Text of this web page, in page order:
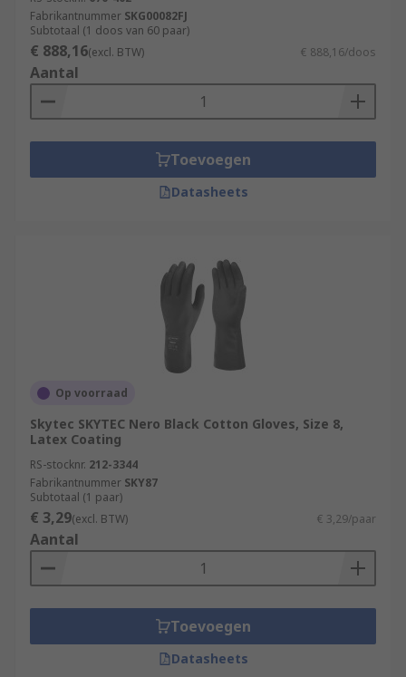
Fabrikantnummer SKG00082FJ
Subtotaal (1 doos van 60 paar)
€ 888,16(excl. BTW) € 888,16/doos
Aantal
Toevoegen
Datasheets
Op voorraad
Skytec SKYTEC Nero Black Cotton Gloves, Size 8,
Latex Coating
RS-stocknr. 212-3344
Fabrikantnummer SKY87
Subtotaal (1 paar)
€ 3,29(excl. BTW) € 3,29/paar
Aantal
Toevoegen
Datasheets